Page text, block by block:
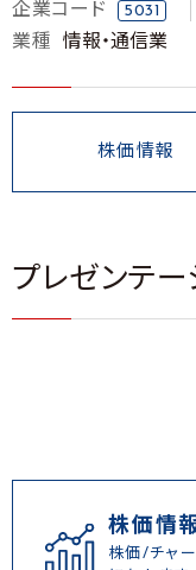
企業コード 5031
業種
情報・通信業
株価情報
プレゼンテ
株価情
株価/チャ